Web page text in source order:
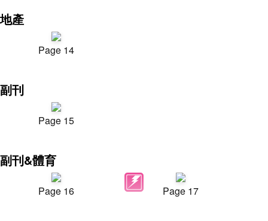
地產
Page 14
副刊
Page 15
副刊&體育
Page 16 Page 17